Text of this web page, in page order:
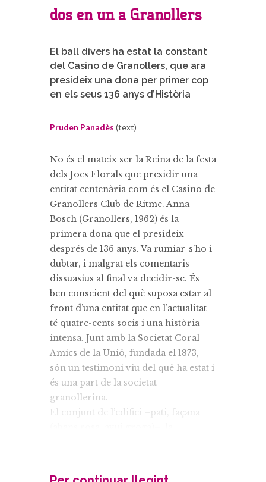
dos en un a Granollers
El ball divers ha estat la constant
del Casino de Granollers, que ara
presideix una dona per primer cop
en els seus 136 anys d’Història
Pruden Panadès (text)
No és el mateix ser la Reina de la festa
dels Jocs Florals que presidir una
entitat centenària com és el Casino de
Granollers Club de Ritme. Anna
Bosch (Granollers, 1962) és la
primera dona que el presideix
després de 136 anys. Va rumiar-s’ho i
dubtar, i malgrat els comentaris
dissuasius al final va decidir-se. És
ben conscient del què suposa estar al
front d’una entitat que en l’actualitat
té quatre-cents socis i una història
intensa. Junt amb la Societat Coral
Amics de la Unió, fundada el 1873,
són un testimoni viu del què ha estat i
és una part de la societat
granollerina.
El conjunt de l’edifici –pati, façana